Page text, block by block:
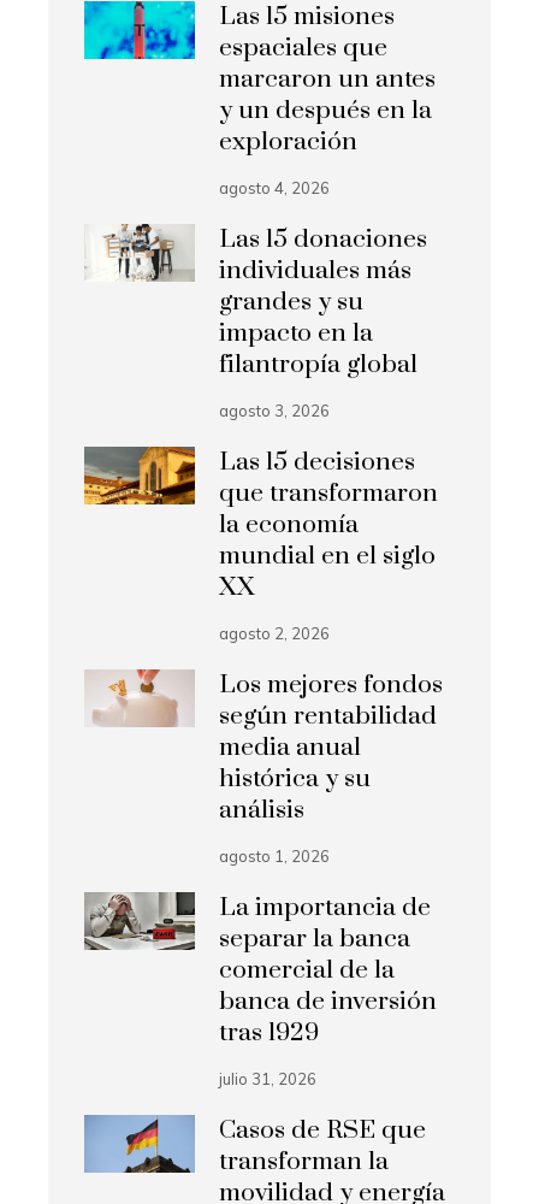
Las 15 misiones
espaciales que
marcaron un antes
y un después en la
exploración
agosto 4, 2026
Las 15 donaciones
individuales más
grandes y su
impacto en la
filantropía global
agosto 3, 2026
Las 15 decisiones
que transformaron
la economía
mundial en el siglo
XX
agosto 2, 2026
Los mejores fondos
según rentabilidad
media anual
histórica y su
análisis
agosto 1, 2026
La importancia de
separar la banca
comercial de la
banca de inversión
tras 1929
julio 31, 2026
Casos de RSE que
transforman la
movilidad y energía